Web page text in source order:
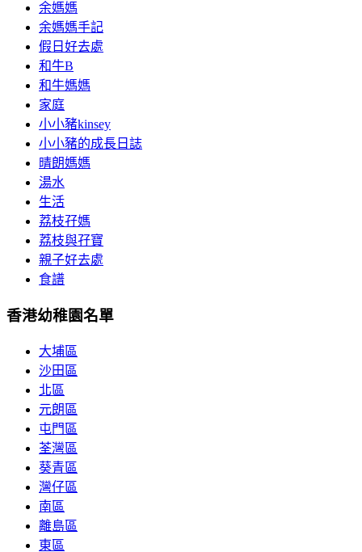
余媽媽
余媽媽手記
假日好去處
和牛B
和牛媽媽
家庭
小小豬kinsey
小小豬的成長日誌
晴朗媽媽
湯水
生活
荔枝孖媽
荔枝與孖寶
親子好去處
食譜
香港幼稚園名單
大埔區
沙田區
北區
元朗區
屯門區
荃灣區
葵青區
灣仔區
南區
離島區
東區